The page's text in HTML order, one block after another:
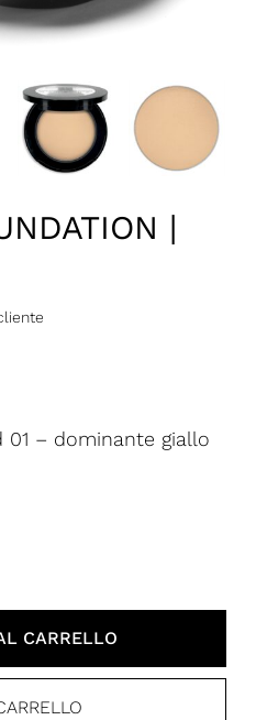
|
01 – dominante giallo
CARRELLO